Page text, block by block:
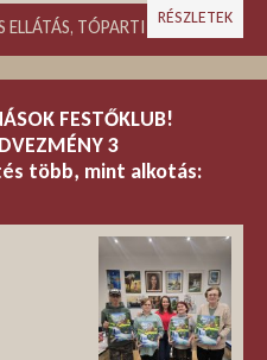
RÉSZLETEK
ELLÁTÁS, TÓPARTI NYUGALOM
FESTŐKLUB!
3
több, mint alkotás: